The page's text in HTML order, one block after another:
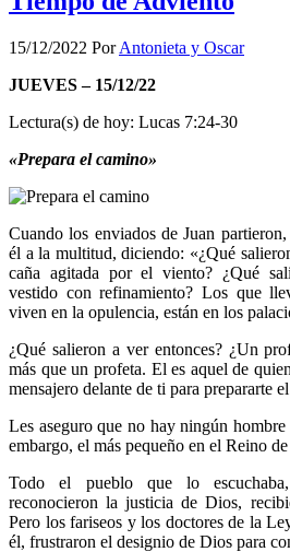
15/12/2022 PorAntonieta y Oscar
JUEVES – 15/12/22
Lectura(s) de hoy: Lucas 7:24-30
«Prepara el camino»
Cuando los enviados de Juan
él a la multitud, diciendo: «¿Qué
caña agitada por el viento? ¿Qué
vestido con refinamiento? Los que
viven en la opulencia, están en los
¿Qué salieron a ver entonces? ¿Un
más que un profeta. El es aquel de
mensajero delante de ti para prepararte
Les aseguro que no hay ningún
embargo, el más pequeño en el Reino
Todo el pueblo que lo
reconocieron la justicia de Dios,
Pero los fariseos y los doctores de la
él, frustraron el designio de Dios para